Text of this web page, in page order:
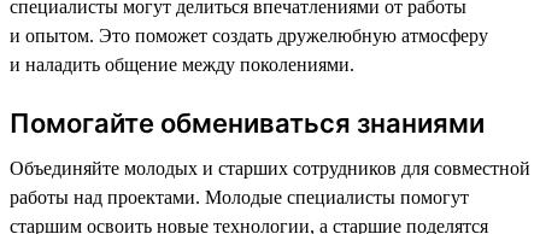
специалисты могут делиться впечатлениями от работы
и опытом. Это поможет создать дружелюбную атмосферу
и наладить общение между поколениями.
Помогайте обмениваться знаниями
Объединяйте молодых и старших сотрудников для совместной
работы над проектами. Молодые специалисты помогут
старшим освоить новые технологии, а старшие поделятся